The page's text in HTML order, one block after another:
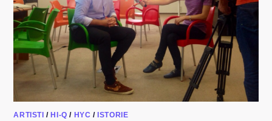
ARTISTI / HI-Q / HYC / ISTORIE